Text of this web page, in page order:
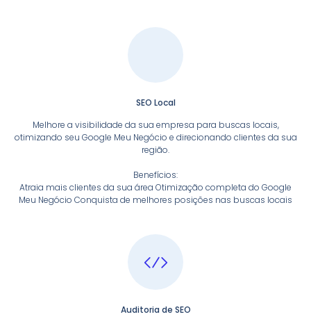
SEO Local
Melhore a visibilidade da sua empresa para buscas locais,
otimizando seu Google Meu Negócio e direcionando clientes da sua
região.
Benefícios:
Atraia mais clientes da sua área Otimização completa do Google
Meu Negócio Conquista de melhores posições nas buscas locais
Auditoria de SEO